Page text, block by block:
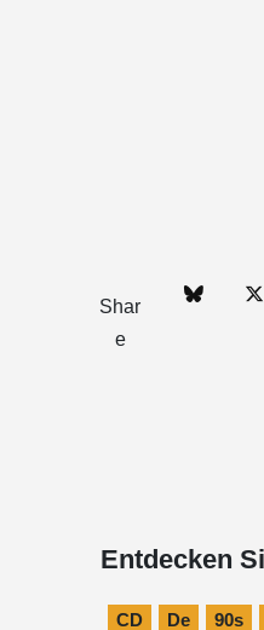
Shar
e
Entdecken
CD De 90s